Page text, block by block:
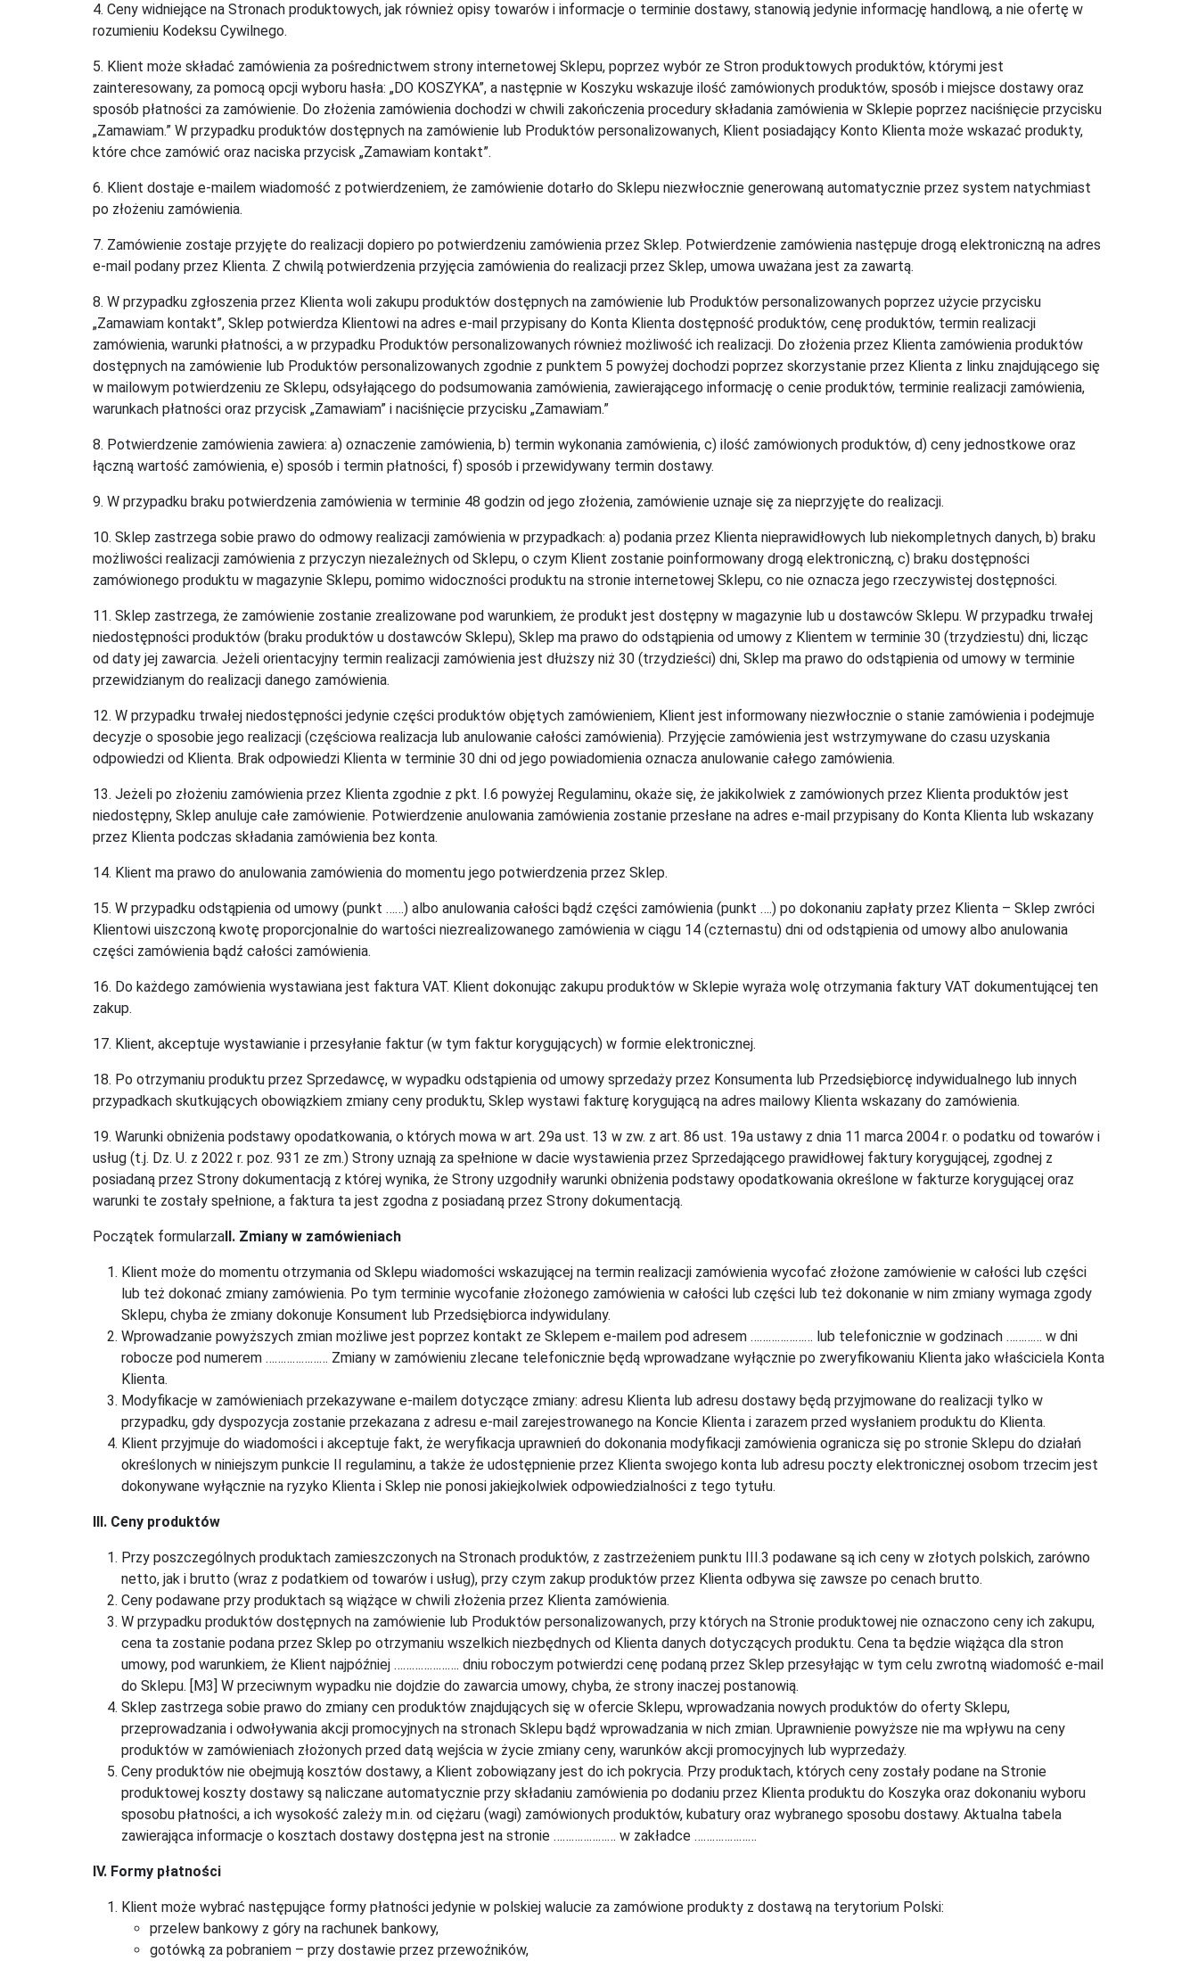
4. Ceny widniejące na Stronach produktowych, jak również opisy towarów i informacje o terminie dostawy, stanowią jedynie informację handlową, a nie ofertę w
rozumieniu Kodeksu Cywilnego.
5. Klient może składać zamówienia za pośrednictwem strony internetowej Sklepu, poprzez wybór ze Stron produktowych produktów, którymi jest
zainteresowany, za pomocą opcji wyboru hasła: „DO KOSZYKA”, a następnie w Koszyku wskazuje ilość zamówionych produktów, sposób i miejsce dostawy oraz
sposób płatności za zamówienie. Do złożenia zamówienia dochodzi w chwili zakończenia procedury składania zamówienia w Sklepie poprzez naciśnięcie przycisku
„Zamawiam.” W przypadku produktów dostępnych na zamówienie lub Produktów personalizowanych, Klient posiadający Konto Klienta może wskazać produkty,
które chce zamówić oraz naciska przycisk „Zamawiam kontakt”.
6. Klient dostaje e-mailem wiadomość z potwierdzeniem, że zamówienie dotarło do Sklepu niezwłocznie generowaną automatycznie przez system natychmiast
po złożeniu zamówienia.
7. Zamówienie zostaje przyjęte do realizacji dopiero po potwierdzeniu zamówienia przez Sklep. Potwierdzenie zamówienia następuje drogą elektroniczną na adres
e-mail podany przez Klienta. Z chwilą potwierdzenia przyjęcia zamówienia do realizacji przez Sklep, umowa uważana jest za zawartą.
8. W przypadku zgłoszenia przez Klienta woli zakupu produktów dostępnych na zamówienie lub Produktów personalizowanych poprzez użycie przycisku
„Zamawiam kontakt”, Sklep potwierdza Klientowi na adres e-mail przypisany do Konta Klienta dostępność produktów, cenę produktów, termin realizacji
zamówienia, warunki płatności, a w przypadku Produktów personalizowanych również możliwość ich realizacji. Do złożenia przez Klienta zamówienia produktów
dostępnych na zamówienie lub Produktów personalizowanych zgodnie z punktem 5 powyżej dochodzi poprzez skorzystanie przez Klienta z linku znajdującego się
w mailowym potwierdzeniu ze Sklepu, odsyłającego do podsumowania zamówienia, zawierającego informację o cenie produktów, terminie realizacji zamówienia,
warunkach płatności oraz przycisk „Zamawiam” i naciśnięcie przycisku „Zamawiam.”
8. Potwierdzenie zamówienia zawiera: a) oznaczenie zamówienia, b) termin wykonania zamówienia, c) ilość zamówionych produktów, d) ceny jednostkowe oraz
łączną wartość zamówienia, e) sposób i termin płatności, f) sposób i przewidywany termin dostawy.
9. W przypadku braku potwierdzenia zamówienia w terminie 48 godzin od jego złożenia, zamówienie uznaje się za nieprzyjęte do realizacji.
10. Sklep zastrzega sobie prawo do odmowy realizacji zamówienia w przypadkach: a) podania przez Klienta nieprawidłowych lub niekompletnych danych, b) braku
możliwości realizacji zamówienia z przyczyn niezależnych od Sklepu, o czym Klient zostanie poinformowany drogą elektroniczną, c) braku dostępności
zamówionego produktu w magazynie Sklepu, pomimo widoczności produktu na stronie internetowej Sklepu, co nie oznacza jego rzeczywistej dostępności.
11. Sklep zastrzega, że zamówienie zostanie zrealizowane pod warunkiem, że produkt jest dostępny w magazynie lub u dostawców Sklepu. W przypadku trwałej
niedostępności produktów (braku produktów u dostawców Sklepu), Sklep ma prawo do odstąpienia od umowy z Klientem w terminie 30 (trzydziestu) dni, licząc
od daty jej zawarcia. Jeżeli orientacyjny termin realizacji zamówienia jest dłuższy niż 30 (trzydzieści) dni, Sklep ma prawo do odstąpienia od umowy w terminie
przewidzianym do realizacji danego zamówienia.
12. W przypadku trwałej niedostępności jedynie części produktów objętych zamówieniem, Klient jest informowany niezwłocznie o stanie zamówienia i podejmuje
decyzje o sposobie jego realizacji (częściowa realizacja lub anulowanie całości zamówienia). Przyjęcie zamówienia jest wstrzymywane do czasu uzyskania
odpowiedzi od Klienta. Brak odpowiedzi Klienta w terminie 30 dni od jego powiadomienia oznacza anulowanie całego zamówienia.
13. Jeżeli po złożeniu zamówienia przez Klienta zgodnie z pkt. I.6 powyżej Regulaminu, okaże się, że jakikolwiek z zamówionych przez Klienta produktów jest
niedostępny, Sklep anuluje całe zamówienie. Potwierdzenie anulowania zamówienia zostanie przesłane na adres e-mail przypisany do Konta Klienta lub wskazany
przez Klienta podczas składania zamówienia bez konta.
14. Klient ma prawo do anulowania zamówienia do momentu jego potwierdzenia przez Sklep.
15. W przypadku odstąpienia od umowy (punkt ……) albo anulowania całości bądź części zamówienia (punkt ….) po dokonaniu zapłaty przez Klienta – Sklep zwróci
Klientowi uiszczoną kwotę proporcjonalnie do wartości niezrealizowanego zamówienia w ciągu 14 (czternastu) dni od odstąpienia od umowy albo anulowania
części zamówienia bądź całości zamówienia.
16. Do każdego zamówienia wystawiana jest faktura VAT. Klient dokonując zakupu produktów w Sklepie wyraża wolę otrzymania faktury VAT dokumentującej ten
zakup.
17. Klient, akceptuje wystawianie i przesyłanie faktur (w tym faktur korygujących) w formie elektronicznej.
18. Po otrzymaniu produktu przez Sprzedawcę, w wypadku odstąpienia od umowy sprzedaży przez Konsumenta lub Przedsiębiorcę indywidualnego lub innych
przypadkach skutkujących obowiązkiem zmiany ceny produktu, Sklep wystawi fakturę korygującą na adres mailowy Klienta wskazany do zamówienia.
19. Warunki obniżenia podstawy opodatkowania, o których mowa w art. 29a ust. 13 w zw. z art. 86 ust. 19a ustawy z dnia 11 marca 2004 r. o podatku od towarów i
usług (t.j. Dz. U. z 2022 r. poz. 931 ze zm.) Strony uznają za spełnione w dacie wystawienia przez Sprzedającego prawidłowej faktury korygującej, zgodnej z
posiadaną przez Strony dokumentacją z której wynika, że Strony uzgodniły warunki obniżenia podstawy opodatkowania określone w fakturze korygującej oraz
warunki te zostały spełnione, a faktura ta jest zgodna z posiadaną przez Strony dokumentacją.
Początek formularzaII. Zmiany w zamówieniach
Klient może do momentu otrzymania od Sklepu wiadomości wskazującej na termin realizacji zamówienia wycofać złożone zamówienie w całości lub części
lub też dokonać zmiany zamówienia. Po tym terminie wycofanie złożonego zamówienia w całości lub części lub też dokonanie w nim zmiany wymaga zgody
Sklepu, chyba że zmiany dokonuje Konsument lub Przedsiębiorca indywidulany.
Wprowadzanie powyższych zmian możliwe jest poprzez kontakt ze Sklepem e-mailem pod adresem ………………… lub telefonicznie w godzinach ………… w dni
robocze pod numerem ………………… Zmiany w zamówieniu zlecane telefonicznie będą wprowadzane wyłącznie po zweryfikowaniu Klienta jako właściciela Konta
Klienta.
Modyfikacje w zamówieniach przekazywane e-mailem dotyczące zmiany: adresu Klienta lub adresu dostawy będą przyjmowane do realizacji tylko w
przypadku, gdy dyspozycja zostanie przekazana z adresu e-mail zarejestrowanego na Koncie Klienta i zarazem przed wysłaniem produktu do Klienta.
Klient przyjmuje do wiadomości i akceptuje fakt, że weryfikacja uprawnień do dokonania modyfikacji zamówienia ogranicza się po stronie Sklepu do działań
określonych w niniejszym punkcie II regulaminu, a także że udostępnienie przez Klienta swojego konta lub adresu poczty elektronicznej osobom trzecim jest
dokonywane wyłącznie na ryzyko Klienta i Sklep nie ponosi jakiejkolwiek odpowiedzialności z tego tytułu.
III. Ceny produktów
Przy poszczególnych produktach zamieszczonych na Stronach produktów, z zastrzeżeniem punktu III.3 podawane są ich ceny w złotych polskich, zarówno
netto, jak i brutto (wraz z podatkiem od towarów i usług), przy czym zakup produktów przez Klienta odbywa się zawsze po cenach brutto.
Ceny podawane przy produktach są wiążące w chwili złożenia przez Klienta zamówienia.
W przypadku produktów dostępnych na zamówienie lub Produktów personalizowanych, przy których na Stronie produktowej nie oznaczono ceny ich zakupu,
cena ta zostanie podana przez Sklep po otrzymaniu wszelkich niezbędnych od Klienta danych dotyczących produktu. Cena ta będzie wiążąca dla stron
umowy, pod warunkiem, że Klient najpóźniej …………………. dniu roboczym potwierdzi cenę podaną przez Sklep przesyłając w tym celu zwrotną wiadomość e-mail
do Sklepu. [M3] W przeciwnym wypadku nie dojdzie do zawarcia umowy, chyba, że strony inaczej postanowią.
Sklep zastrzega sobie prawo do zmiany cen produktów znajdujących się w ofercie Sklepu, wprowadzania nowych produktów do oferty Sklepu,
przeprowadzania i odwoływania akcji promocyjnych na stronach Sklepu bądź wprowadzania w nich zmian. Uprawnienie powyższe nie ma wpływu na ceny
produktów w zamówieniach złożonych przed datą wejścia w życie zmiany ceny, warunków akcji promocyjnych lub wyprzedaży.
Ceny produktów nie obejmują kosztów dostawy, a Klient zobowiązany jest do ich pokrycia. Przy produktach, których ceny zostały podane na Stronie
produktowej koszty dostawy są naliczane automatycznie przy składaniu zamówienia po dodaniu przez Klienta produktu do Koszyka oraz dokonaniu wyboru
sposobu płatności, a ich wysokość zależy m.in. od ciężaru (wagi) zamówionych produktów, kubatury oraz wybranego sposobu dostawy. Aktualna tabela
zawierająca informacje o kosztach dostawy dostępna jest na stronie ………………… w zakładce …………………
IV. Formy płatności
Klient może wybrać następujące formy płatności jedynie w polskiej walucie za zamówione produkty z dostawą na terytorium Polski:
przelew bankowy z góry na rachunek bankowy,
gotówką za pobraniem – przy dostawie przez przewoźników,